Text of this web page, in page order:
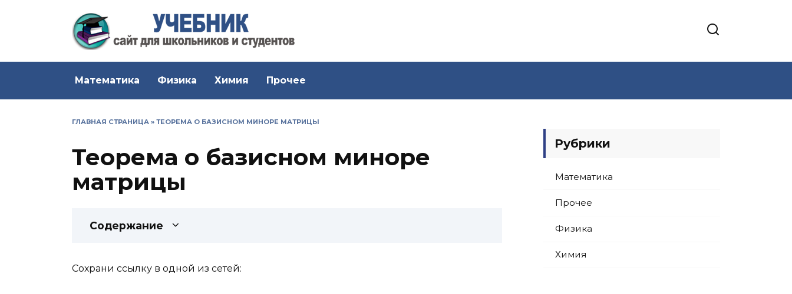
Математика Физика Химия Прочее
ГЛАВНАЯ СТРАНИЦА » ТЕОРЕМА О БАЗИСНОМ МИНОРЕ МАТРИЦЫ
Теорема о базисном миноре
матрицы
Содержание
Сохрани ссылку в одной из сетей:
Рубрики
Математика
Прочее
Физика
Химия